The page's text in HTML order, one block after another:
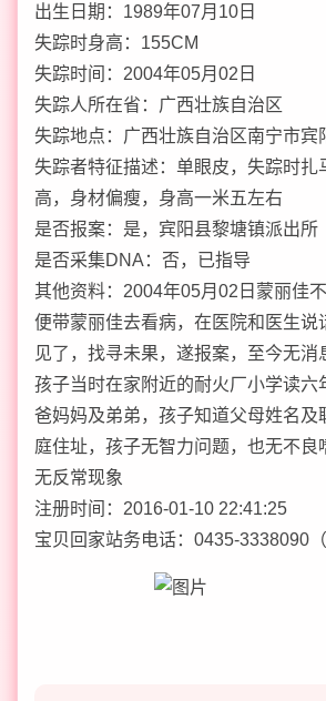
出生日期：1989年07月10日
失踪时身高：155CM
失踪时间：2004年05月02日
失踪人所在省：广西壮族自治区
失踪地点：广西壮族自治区南宁市宾
失踪者特征描述：单眼皮，失踪时扎
高，身材偏瘦，身高一米五左右
是否报案：是，宾阳县黎塘镇派出所
是否采集DNA：否，已指导
其他资料：2004年05月02日蒙丽佳
便带蒙丽佳去看病，在医院和医生说
见了，找寻未果，遂报案，至今无消
孩子当时在家附近的耐火厂小学读六
爸妈妈及弟弟，孩子知道父母姓名及
庭住址，孩子无智力问题，也无不良
无反常现象
注册时间：2016-01-10 22:41:25
宝贝回家站务电话：0435-3338090（